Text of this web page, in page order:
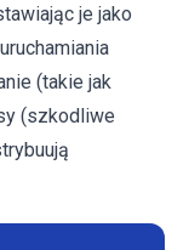
je jako
(takie jak
(szkodliwe